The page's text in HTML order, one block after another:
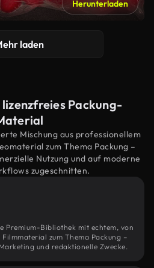
Herunterladen
laden
Packung-
Mischung aus professionellem
zum Thema Packung –
Nutzung und auf moderne
zugeschnitten.
Premium-Bibliothek mit echtem, von
zum Thema Packung –
und redaktionelle Zwecke.